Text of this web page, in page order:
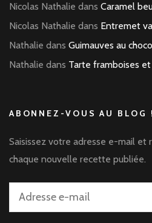
Nicolas Nathalie dans Caramel
Nicolas Nathalie dans Entremet
Nathalie dans Guimauves au
Nathalie dans Tarte framboises
ABONNEZ-VOUS AU BLOG !
Saisissez votre adresse e-mail
chaque nouvelle recette publiée.
Adresse